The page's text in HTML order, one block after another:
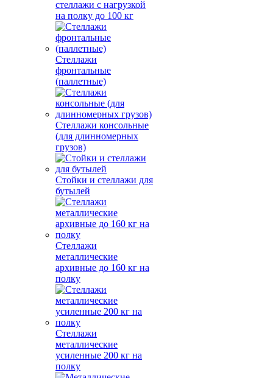
стеллажи с нагрузкой
на полку до 100 кг
Стеллажи
фронтальные
(паллетные)
Стеллажи консольные
(для длинномерных
грузов)
Стойки и стеллажи для
бутылей
Стеллажи
металлические
архивные до 160 кг на
полку
Стеллажи
металлические
усиленные 200 кг на
полку